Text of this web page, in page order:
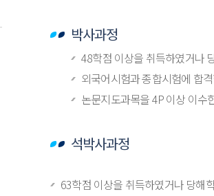
박사과정
48학점 이상을 취득하였거나
외국어시험과 종합시험에 합
논문지도과목을 4P 이상 이수
석박사과정
63학점 이상을 취득하였거나 당해